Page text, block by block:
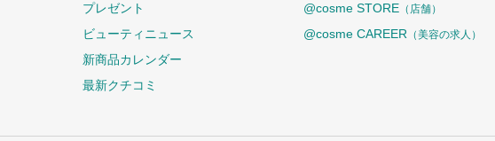
プレゼント
ビューティニュース
新商品カレンダー
最新クチコミ
@cosme STORE （店舗）
@cosme CAREER （美容の求人）